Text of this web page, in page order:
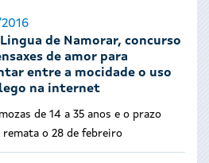
de Namorar, concurso
de amor para
entre a mocidade o uso
na internet
de 14 a 35 anos e o prazo
remata o 28 de febreiro